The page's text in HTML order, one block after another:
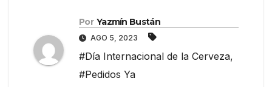
Por Yazmín Bustán
AGO 5, 2023
#Día Internacional de la Cerveza,
#Pedidos Ya